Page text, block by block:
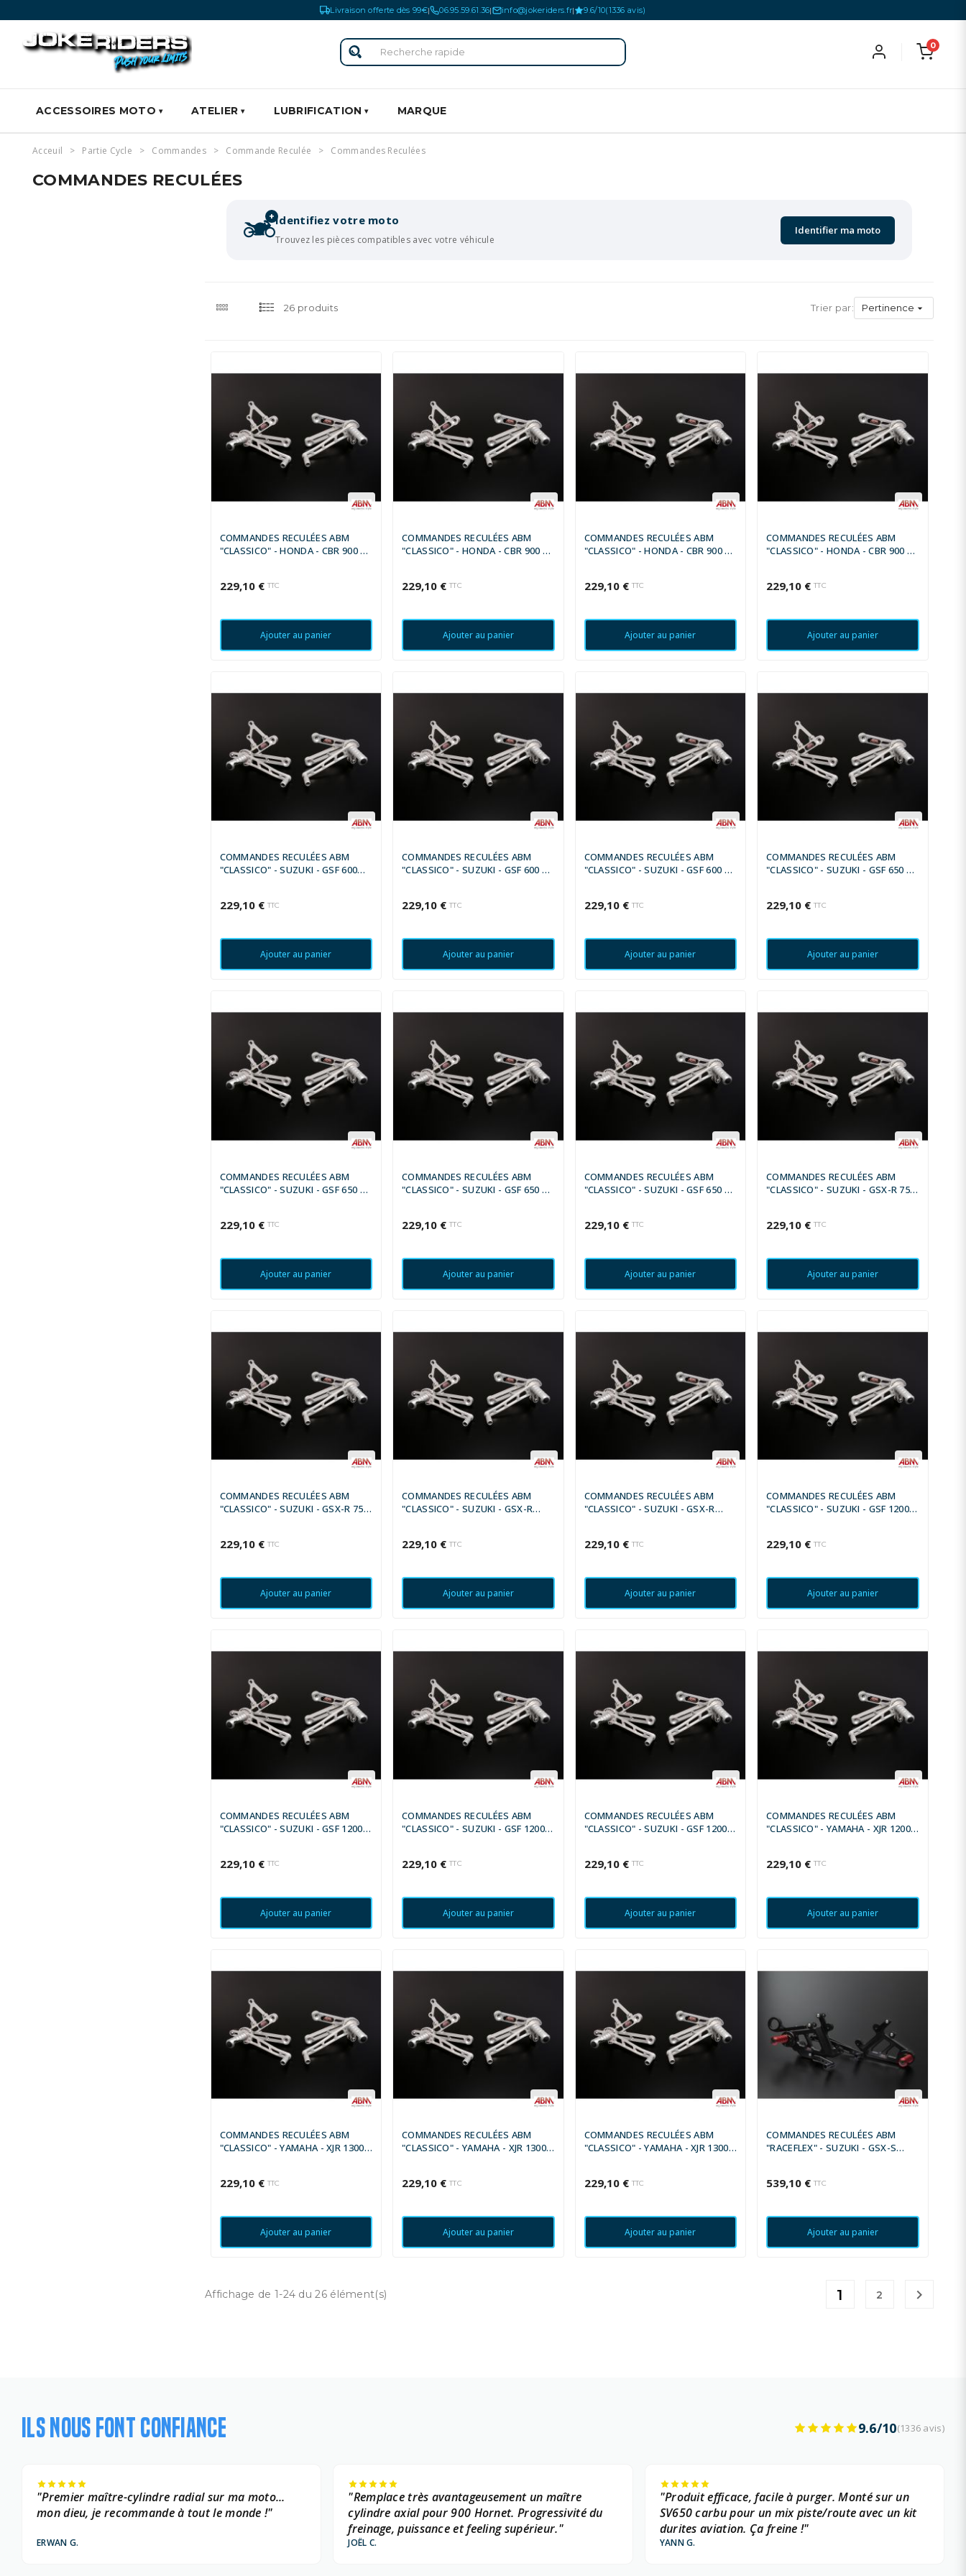
Livraison offerte dès 99€| 06.95.59.61.36| info@jokeriders.fr| 9.6/10(1336 avis)
0
ACCESSOIRES MOTO ATELIER LUBRIFICATION MARQUE
Acceuil Partie Cycle Commandes Commande Reculée Commandes Reculées
COMMANDES RECULÉES
+Identifiez votre moto
Trouvez les pièces compatibles avec votre véhicule
Identifier ma moto
26 produits Trier par: Pertinence 
COMMANDES RECULÉES ABM
"CLASSICO" - HONDA - CBR 900 RR
229,10 € TTC
Ajouter au panier
COMMANDES RECULÉES ABM
"CLASSICO" - HONDA - CBR 900 RR
229,10 € TTC
Ajouter au panier
COMMANDES RECULÉES ABM
"CLASSICO" - HONDA - CBR 900 RR
229,10 € TTC
Ajouter au panier
COMMANDES RECULÉES ABM
"CLASSICO" - HONDA - CBR 900 RR
229,10 € TTC
Ajouter au panier
COMMANDES RECULÉES ABM
"CLASSICO" - SUZUKI - GSF 600
229,10 € TTC
Ajouter au panier
COMMANDES RECULÉES ABM
"CLASSICO" - SUZUKI - GSF 600 S
229,10 € TTC
Ajouter au panier
COMMANDES RECULÉES ABM
"CLASSICO" - SUZUKI - GSF 600 S
229,10 € TTC
Ajouter au panier
COMMANDES RECULÉES ABM
"CLASSICO" - SUZUKI - GSF 650 N
229,10 € TTC
Ajouter au panier
COMMANDES RECULÉES ABM
"CLASSICO" - SUZUKI - GSF 650 N
229,10 € TTC
Ajouter au panier
COMMANDES RECULÉES ABM
"CLASSICO" - SUZUKI - GSF 650 S
229,10 € TTC
Ajouter au panier
COMMANDES RECULÉES ABM
"CLASSICO" - SUZUKI - GSF 650 S
229,10 € TTC
Ajouter au panier
COMMANDES RECULÉES ABM
"CLASSICO" - SUZUKI - GSX-R 750
229,10 € TTC
Ajouter au panier
COMMANDES RECULÉES ABM
"CLASSICO" - SUZUKI - GSX-R 750
229,10 € TTC
Ajouter au panier
COMMANDES RECULÉES ABM
"CLASSICO" - SUZUKI - GSX-R
229,10 € TTC
Ajouter au panier
COMMANDES RECULÉES ABM
"CLASSICO" - SUZUKI - GSX-R
229,10 € TTC
Ajouter au panier
COMMANDES RECULÉES ABM
"CLASSICO" - SUZUKI - GSF 1200
229,10 € TTC
Ajouter au panier
COMMANDES RECULÉES ABM
"CLASSICO" - SUZUKI - GSF 1200
229,10 € TTC
Ajouter au panier
COMMANDES RECULÉES ABM
"CLASSICO" - SUZUKI - GSF 1200 S
229,10 € TTC
Ajouter au panier
COMMANDES RECULÉES ABM
"CLASSICO" - SUZUKI - GSF 1200 S
229,10 € TTC
Ajouter au panier
COMMANDES RECULÉES ABM
"CLASSICO" - YAMAHA - XJR 1200
229,10 € TTC
Ajouter au panier
COMMANDES RECULÉES ABM
"CLASSICO" - YAMAHA - XJR 1300
229,10 € TTC
Ajouter au panier
COMMANDES RECULÉES ABM
"CLASSICO" - YAMAHA - XJR 1300
229,10 € TTC
Ajouter au panier
COMMANDES RECULÉES ABM
"CLASSICO" - YAMAHA - XJR 1300
229,10 € TTC
Ajouter au panier
COMMANDES RECULÉES ABM
"RACEFLEX" - SUZUKI - GSX-S
539,10 € TTC
Ajouter au panier
Affichage de 1-24 du 26 élément(s) 1 2 
ILS NOUS FONT CONFIANCE 9.6/10(1336 avis)
"Premier maître-cylindre radial sur ma moto...
mon dieu, je recommande à tout le monde !"
ERWAN G.
"Remplace très avantageusement un maître
cylindre axial pour 900 Hornet. Progressivité du
freinage, puissance et feeling supérieur."
JOËL C.
"Produit efficace, facile à purger. Monté sur un
SV650 carbu pour un mix piste/route avec un kit
durites aviation. Ça freine !"
YANN G.